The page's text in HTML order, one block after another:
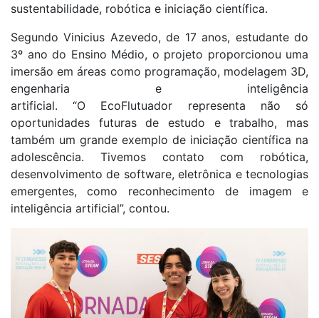
sustentabilidade, robótica e iniciação científica.
Segundo Vinicius Azevedo, de 17 anos, estudante do
3º ano do Ensino Médio, o projeto proporcionou uma
imersão em áreas como programação, modelagem 3D,
engenharia e inteligência
artificial. “O EcoFlutuador representa não só
oportunidades futuras de estudo e trabalho, mas
também um grande exemplo de iniciação científica na
adolescência. Tivemos contato com robótica,
desenvolvimento de software, eletrônica e tecnologias
emergentes, como reconhecimento de imagem e
inteligência artificial”, contou.